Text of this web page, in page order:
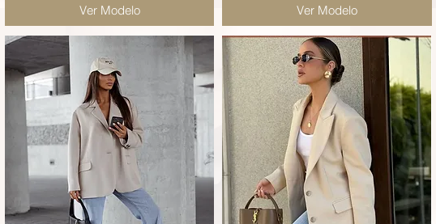
Ver Modelo Ver Modelo